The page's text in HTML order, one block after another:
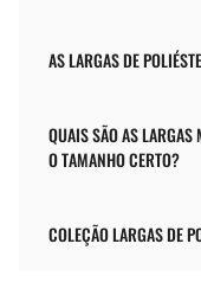
AS LARGAS DE
QUAIS SÃO AS LARGAS
O TAMANHO CERTO?
COLEÇÃO LARGAS DE